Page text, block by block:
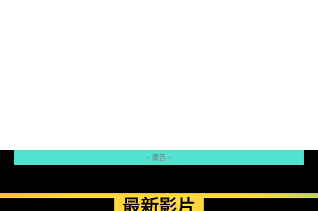
- 廣告 -
最新影片